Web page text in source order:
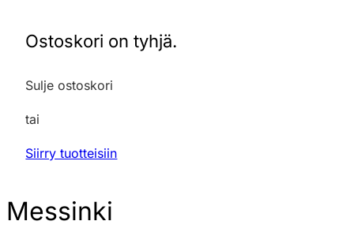
Ostoskori on tyhjä.
Sulje ostoskori
tai
Siirry tuotteisiin
Messinki